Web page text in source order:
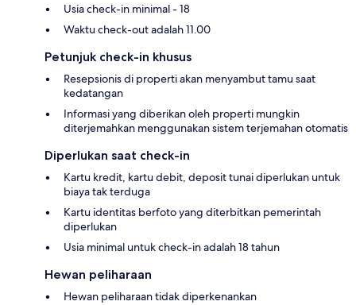
Usia check-in minimal - 18
Waktu check-out adalah 11.00
Petunjuk check-in khusus
Resepsionis di properti akan menyambut tamu saat
kedatangan
Informasi yang diberikan oleh properti mungkin
diterjemahkan menggunakan sistem terjemahan otomatis
Diperlukan saat check-in
Kartu kredit, kartu debit, deposit tunai diperlukan untuk
biaya tak terduga
Kartu identitas berfoto yang diterbitkan pemerintah
diperlukan
Usia minimal untuk check-in adalah 18 tahun
Hewan peliharaan
Hewan peliharaan tidak diperkenankan